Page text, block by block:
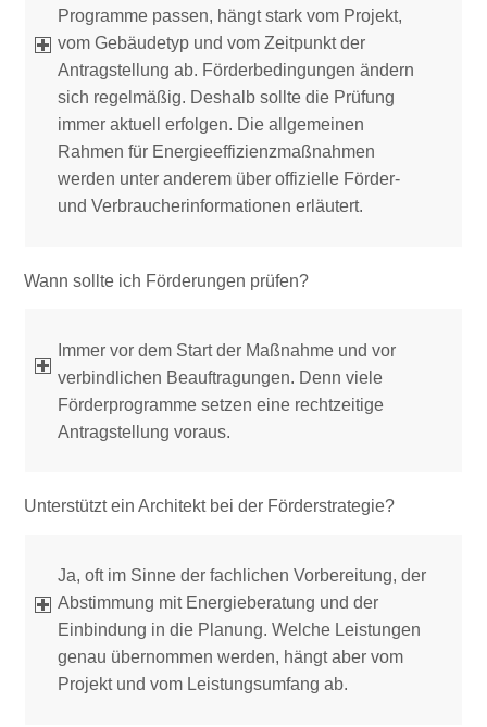
Programme passen, hängt stark vom Projekt,
vom Gebäudetyp und vom Zeitpunkt der
Antragstellung ab. Förderbedingungen ändern
sich regelmäßig. Deshalb sollte die Prüfung
immer aktuell erfolgen. Die allgemeinen
Rahmen für Energieeffizienzmaßnahmen
werden unter anderem über offizielle Förder-
und Verbraucherinformationen erläutert.
Wann sollte ich Förderungen prüfen?
Immer vor dem Start der Maßnahme und vor
verbindlichen Beauftragungen. Denn viele
Förderprogramme setzen eine rechtzeitige
Antragstellung voraus.
Unterstützt ein Architekt bei der Förderstrategie?
Ja, oft im Sinne der fachlichen Vorbereitung, der
Abstimmung mit Energieberatung und der
Einbindung in die Planung. Welche Leistungen
genau übernommen werden, hängt aber vom
Projekt und vom Leistungsumfang ab.